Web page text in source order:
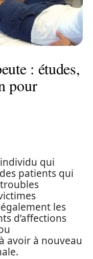
: études,
pour
qui
patients qui
les
d’affections
avoir à nouveau